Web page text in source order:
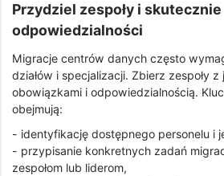
Przydziel zespoły i
odpowiedzialności
Migracje centrów danych często
działów i specjalizacji. Zbierz zespoły z
obowiązkami i odpowiedzialnością.
obejmują:
- identyfikację dostępnego personelu i
- przypisanie konkretnych zadań
zespołom lub liderom,